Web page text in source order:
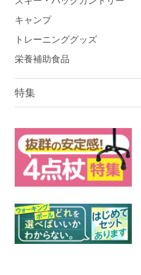
キャンプ
トレーニンググッズ
栄養補助食品
特集